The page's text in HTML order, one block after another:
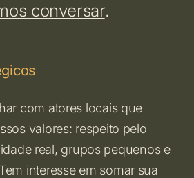
conversar.
com atores locais que
valores: respeito pelo
real, grupos pequenos e
interesse em somar sua